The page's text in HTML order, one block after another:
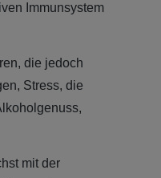
Immunsystem
die jedoch
Stress, die
mit der